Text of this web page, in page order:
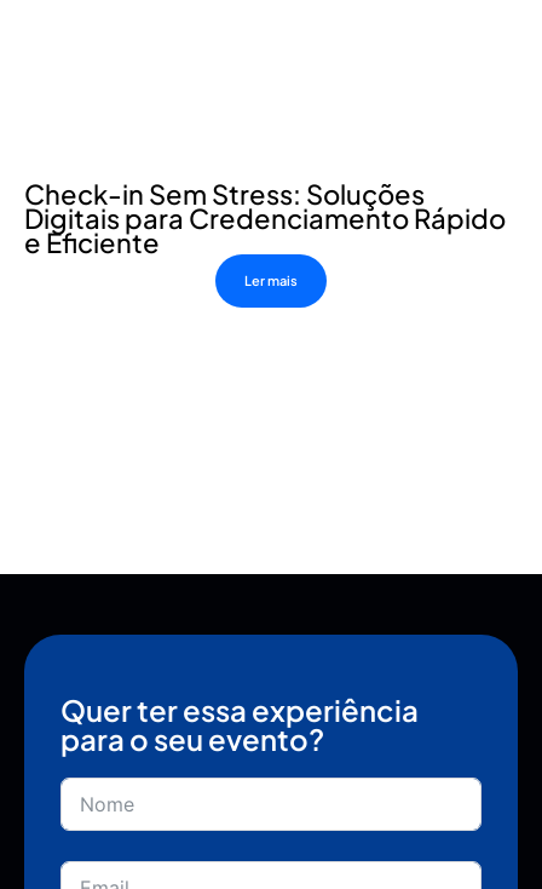
Check-in Sem Stress: Soluções
Digitais para Credenciamento Rápido
e Eficiente
Ler mais
Quer ter essa experiência
para o seu evento?